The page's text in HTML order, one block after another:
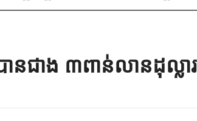
នជាង ៣ពាន់លានដុល្លារ